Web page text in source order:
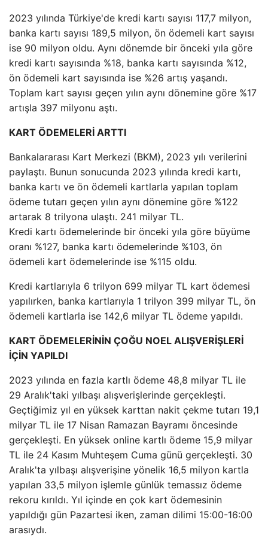
2023 yılında Türkiye'de kredi kartı sayısı 117,7 milyon,
banka kartı sayısı 189,5 milyon, ön ödemeli kart sayısı
ise 90 milyon oldu. Aynı dönemde bir önceki yıla göre
kredi kartı sayısında %18, banka kartı sayısında %12,
ön ödemeli kart sayısında ise %26 artış yaşandı.
Toplam kart sayısı geçen yılın aynı dönemine göre %17
artışla 397 milyonu aştı.
KART ÖDEMELERİ ARTTI
Bankalararası Kart Merkezi (BKM), 2023 yılı verilerini
paylaştı. Bunun sonucunda 2023 yılında kredi kartı,
banka kartı ve ön ödemeli kartlarla yapılan toplam
ödeme tutarı geçen yılın aynı dönemine göre %122
artarak 8 trilyona ulaştı. 241 milyar TL.
Kredi kartı ödemelerinde bir önceki yıla göre büyüme
oranı %127, banka kartı ödemelerinde %103, ön
ödemeli kart ödemelerinde ise %115 oldu.
Kredi kartlarıyla 6 trilyon 699 milyar TL kart ödemesi
yapılırken, banka kartlarıyla 1 trilyon 399 milyar TL, ön
ödemeli kartlarla ise 142,6 milyar TL ödeme yapıldı.
KART ÖDEMELERİNİN ÇOĞU NOEL ALIŞVERİŞLERİ
İÇİN YAPILDI
2023 yılında en fazla kartlı ödeme 48,8 milyar TL ile
29 Aralık'taki yılbaşı alışverişlerinde gerçekleşti.
Geçtiğimiz yıl en yüksek karttan nakit çekme tutarı 19,1
milyar TL ile 17 Nisan Ramazan Bayramı öncesinde
gerçekleşti. En yüksek online kartlı ödeme 15,9 milyar
TL ile 24 Kasım Muhteşem Cuma günü gerçekleşti. 30
Aralık'ta yılbaşı alışverişine yönelik 16,5 milyon kartla
yapılan 33,5 milyon işlemle günlük temassız ödeme
rekoru kırıldı. Yıl içinde en çok kart ödemesinin
yapıldığı gün Pazartesi iken, zaman dilimi 15:00-16:00
arasıydı.